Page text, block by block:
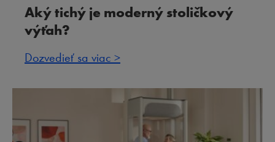
Aký tichý je moderný stoličkový
výťah?
Dozvedieť sa viac >